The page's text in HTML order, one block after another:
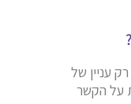
עניין של
על הקשר